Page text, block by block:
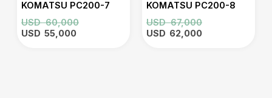
KOMATSU PC200-7
USD60,000
USD 55,000
KOMATSU PC200-8
USD67,000
USD 62,000